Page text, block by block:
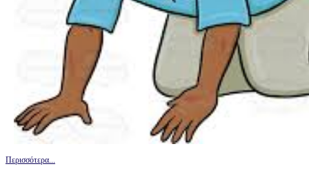
Περισσότερα...